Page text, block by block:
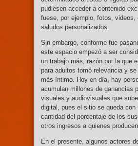
pudiesen acceder a contenido
fuese, por ejemplo, fotos, videos,
saludos personalizados.
Sin embargo, conforme fue
este espacio empezó a ser
un trabajo más, razón por la que
para adultos tomó relevancia y
más íntimo. Hoy en día, hay
acumulan millones de ganancias
visuales y audiovisuales que
digital, pues el sitio se queda con
cantidad del porcentaje de los
otros ingresos a quienes
En el presente, algunos actores